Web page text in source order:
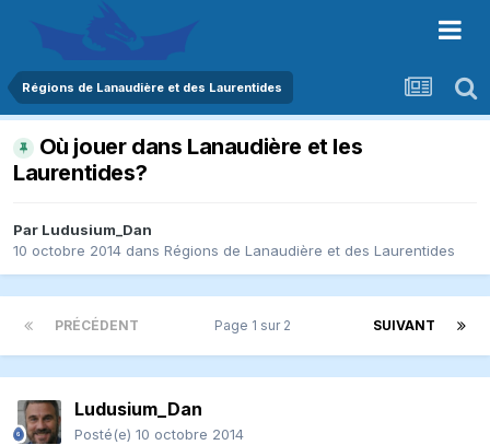
Régions de Lanaudière et des Laurentides
Où jouer dans Lanaudière et les
Laurentides?
Par Ludusium_Dan
10 octobre 2014 dans Régions de Lanaudière et des Laurentides
PRÉCÉDENT SUIVANT
Page 1 sur 2
Ludusium_Dan
Posté(e) 10 octobre 2014